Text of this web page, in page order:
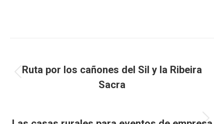
entre
anterior:
Ruta por los cañones del Sil y la Ribeira
Sacra